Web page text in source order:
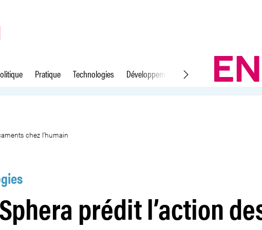
Pratique Technologies Développement durable Droit du travail
médicaments chez l’humain
chez l’humain
prédit l’action